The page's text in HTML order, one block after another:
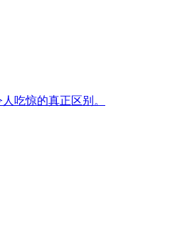
吃惊的真正区别。